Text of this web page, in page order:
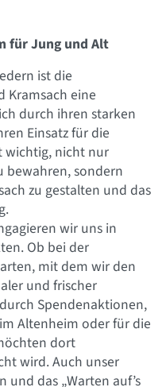
für Jung und Alt
ist die
Kramsach eine
durch ihren starken
Einsatz für die
wichtig, nicht nur
bewahren, sondern
zu gestalten und das
wir uns in
Ob bei der
mit dem wir den
und frischer
Spendenaktionen,
Altenheim oder für die
dort
wird. Auch unser
und das „Warten auf’s